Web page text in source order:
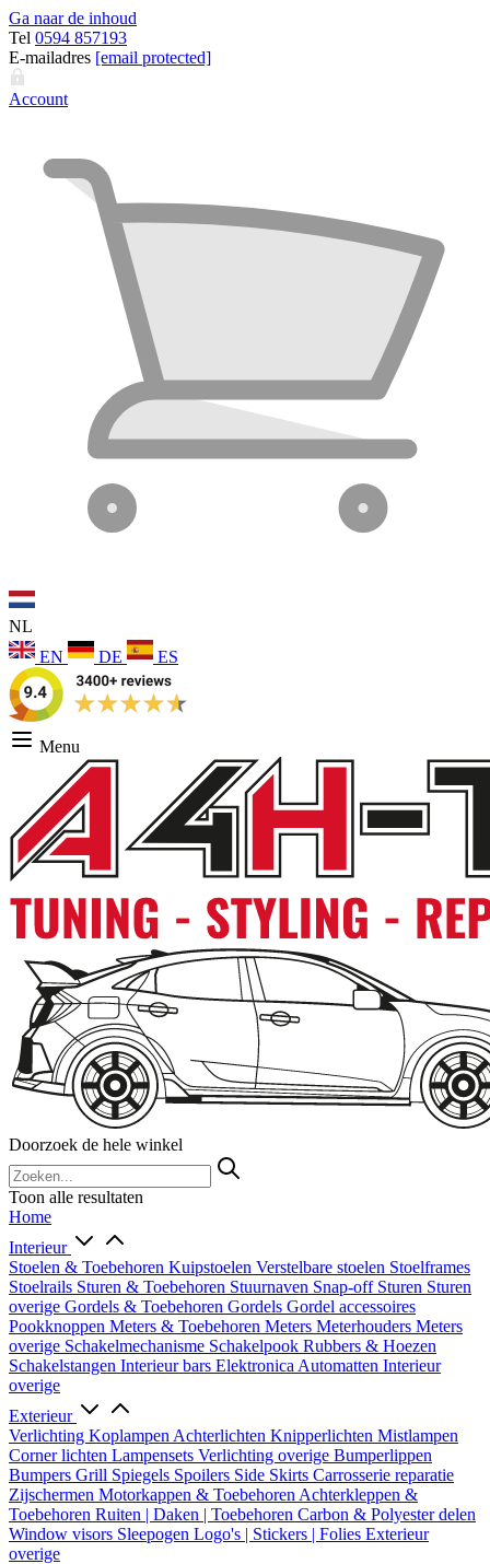
Ga naar de inhoud
Tel 0594 857193
E-mailadres [email protected]
Account
NL
EN
DE ES
Menu
Doorzoek de hele winkel
Toon alle resultaten
Home
Interieur
Stoelen & Toebehoren Kuipstoelen Verstelbare stoelen Stoelframes
Stoelrails Sturen & Toebehoren Stuurnaven Snap-off Sturen Sturen
overige Gordels & Toebehoren Gordels Gordel accessoires
Pookknoppen Meters & Toebehoren Meters Meterhouders Meters
overige Schakelmechanisme Schakelpook Rubbers & Hoezen
Schakelstangen Interieur bars Elektronica Automatten Interieur
overige
Exterieur
Verlichting Koplampen Achterlichten Knipperlichten Mistlampen
Corner lichten Lampensets Verlichting overige Bumperlippen
Bumpers Grill Spiegels Spoilers Side Skirts Carrosserie reparatie
Zijschermen Motorkappen & Toebehoren Achterkleppen &
Toebehoren Ruiten | Daken | Toebehoren Carbon & Polyester delen
Window visors Sleepogen Logo's | Stickers | Folies Exterieur
overige